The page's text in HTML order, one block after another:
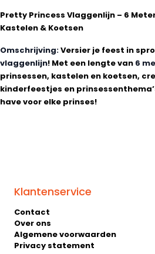
Pretty Princess Vlaggenlijn – 6
Kastelen & Koetsen
Omschrijving:Versier je feest in
vlaggenlijn! Met een lengte van 6
prinsessen, kastelen en koetsen,
kinderfeestjes en
have voor elke prinses!
Klantenservice
Contact
Over ons
Algemene voorwaarden
Privacy statement